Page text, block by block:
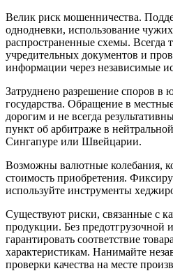
Велик риск мошенничества.
однодневки, использование
распространенные схемы. Всегда
учредительных документов и
информации через независимые
Затруднено разрешение споров в
государства. Обращение в
дорогим и не всегда
пункт об арбитраже в
Сингапуре или Швейцарии.
Возможны валютные колебания,
стоимость приобретения.
используйте инструменты
Существуют риски, связанные с
продукции. Без предотгрузочной
гарантировать соответствие
характеристикам. Нанимайте
проверки качества на месте